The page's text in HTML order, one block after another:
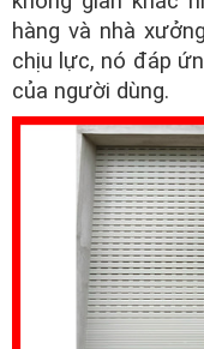
hàng và nhà
chịu lực, nó đáp
của người dùng.